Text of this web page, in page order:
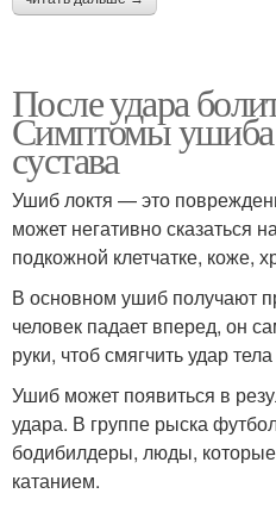
После удара
Симптомы ушиба
сустава
Ушиб локтя — это
может негативно сказаться
подкожной клетчатке, коже,
В основном ушиб получают
человек падает вперед, он
руки, чтоб смягчить удар
Ушиб может появиться в
удара. В группе рыска
бодибилдеры, люды,
катанием.